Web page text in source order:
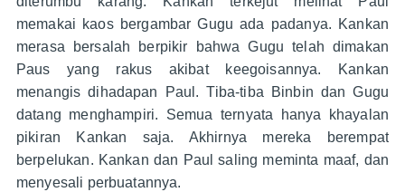
memakai kaos bergambar Gugu ada padanya. Kankan
merasa bersalah berpikir bahwa Gugu telah dimakan
Paus yang rakus akibat keegoisannya. Kankan
menangis dihadapan Paul. Tiba-tiba Binbin dan Gugu
datang menghampiri. Semua ternyata hanya khayalan
pikiran Kankan saja. Akhirnya mereka berempat
berpelukan. Kankan dan Paul saling meminta maaf, dan
menyesali perbuatannya.